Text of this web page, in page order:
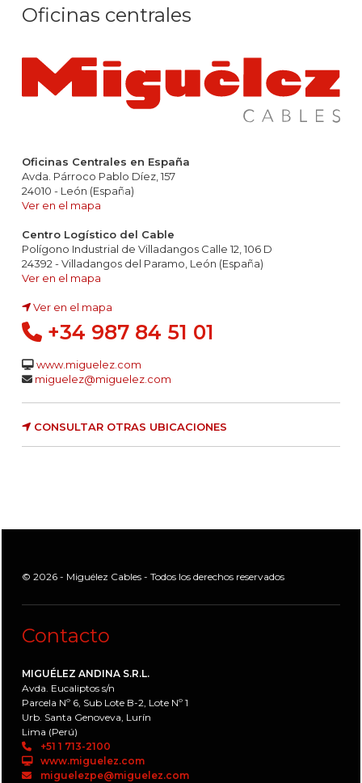
Oficinas centrales
Oficinas Centrales en España
Avda. Párroco Pablo Díez, 157
24010 - León (España)
Ver en el mapa
Centro Logístico del Cable
Polígono Industrial de Villadangos Calle 12, 106 D
24392 - Villadangos del Paramo, León (España)
Ver en el mapa
Ver en el mapa
+34 987 84 51 01
www.miguelez.com
miguelez@miguelez.com
CONSULTAR OTRAS UBICACIONES
© 2026 - Miguélez Cables - Todos los derechos reservados
Contacto
MIGUÉLEZ ANDINA S.R.L.
Avda. Eucaliptos s/n
Parcela Nº 6, Sub Lote B-2, Lote Nº 1
Urb. Santa Genoveva, Lurín
Lima (Perú)
+51 1 713-2100
www.miguelez.com
miguelezpe@miguelez.com